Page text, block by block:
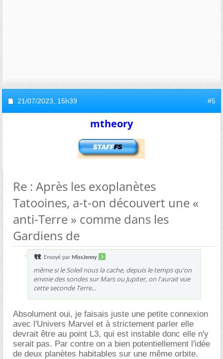
21/07/2023, 15h39 #5
mtheory
Re : Après les exoplanètes
Tatooines, a-t-on découvert une «
anti-Terre » comme dans les
Gardiens de
Envoyé par MissJenny
même si le Soleil nous la cache, depuis le temps qu'on
envoie des sondes sur Mars ou Jupiter, on l'aurait vue
cette seconde Terre...
Absolument oui, je faisais juste une petite connexion
avec l'Univers Marvel et à strictement parler elle
devrait être au point L3, qui est instable donc elle n'y
serait pas. Par contre on a bien potentiellement l'idée
de deux planètes habitables sur une même orbite.